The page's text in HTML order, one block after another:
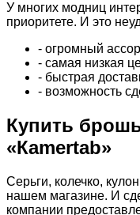
У многих модниц
приоритете. И это
- огромный
- самая низкая
- быстрая
- возможность
Купить
«Кamertab»
Серьги, колечко,
нашем магазине. И
компании